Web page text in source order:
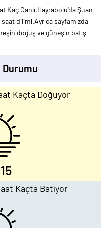
Kaç Canlı,Hayrabolu'da Şuan
dilimi.Ayrıca sayfamızda
doğuş ve güneşin batış
Durumu
Kaçta Doğuyor
Kaçta Batıyor